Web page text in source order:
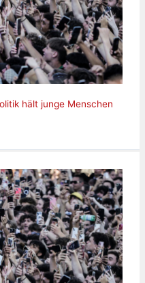
hält junge Menschen